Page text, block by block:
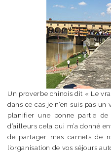
Un proverbe chinois dit « Le
dans ce cas je n’en suis pas
planifier une bonne partie de
d’ailleurs cela qui m’a donné
de partager mes carnets de
l’organisation de vos séjours